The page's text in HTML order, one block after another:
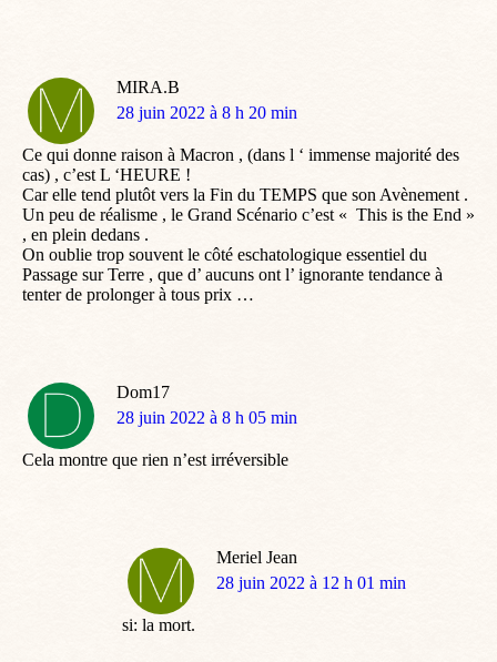
MIRA.B
dit
28 juin 2022 à 8 h 20 min
Ce qui donne raison à Macron , (dans l ‘ immense majorité des
cas) , c’est L ‘HEURE !
Car elle tend plutôt vers la Fin du TEMPS que son Avènement .
Un peu de réalisme , le Grand Scénario c’est « This is the End »
, en plein dedans .
On oublie trop souvent le côté eschatologique essentiel du
Passage sur Terre , que d’ aucuns ont l’ ignorante tendance à
tenter de prolonger à tous prix …
Dom17
dit
28 juin 2022 à 8 h 05 min
Cela montre que rien n’est irréversible
Meriel Jean
dit
28 juin 2022 à 12 h 01 min
si: la mort.